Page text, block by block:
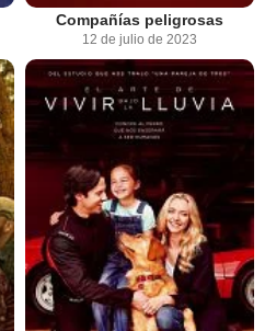
Compañías peligrosas
12 de julio de 2023